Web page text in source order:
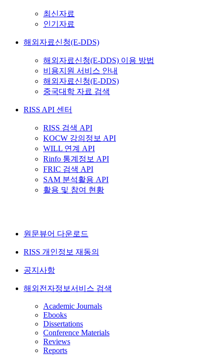
최신자료
인기자료
해외자료신청(E-DDS)
해외자료신청(E-DDS) 이용 방법
비용지원 서비스 안내
해외자료신청(E-DDS)
중국대학 자료 검색
RISS API 센터
RISS 검색 API
KOCW 강의정보 API
WILL 연계 API
Rinfo 통계정보 API
FRIC 검색 API
SAM 분석활용 API
활용 및 참여 현황
원문뷰어 다운로드
RISS 개인정보 재동의
공지사항
해외전자정보서비스 검색
Academic Journals
Ebooks
Dissertations
Conference Materials
Reviews
Reports